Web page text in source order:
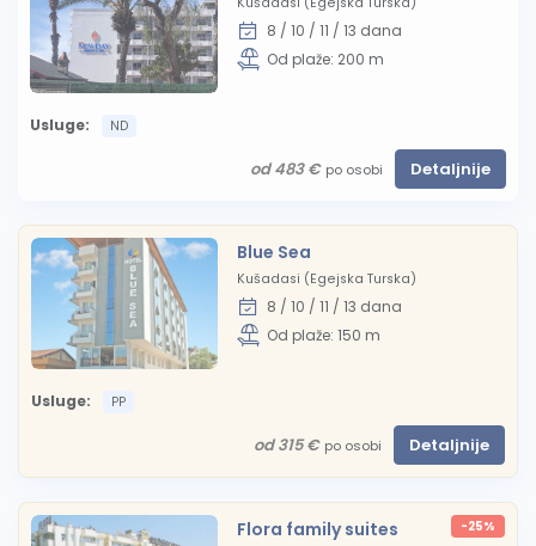
8 / 10 / 11 / 13 dana
Od plaže: 200 m
Usluge: ND
od 483 € po osobi Detaljnije
Blue Sea
Kušadasi (Egejska Turska)
8 / 10 / 11 / 13 dana
Od plaže: 150 m
Usluge: PP
od 315 € po osobi Detaljnije
Flora family suites -25%